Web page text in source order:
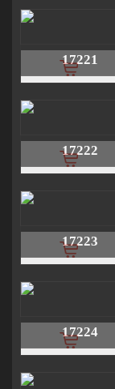
17221
17222
17223
17224